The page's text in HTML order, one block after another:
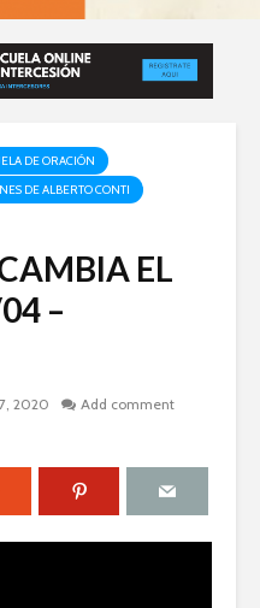
DE ORACIÓN
DE ALBERTO CONTI
EL
–
2020
Add comment